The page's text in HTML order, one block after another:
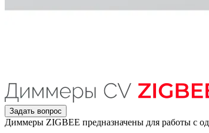
Задать вопрос
Диммеры ZIGBEE предназначены для работы с